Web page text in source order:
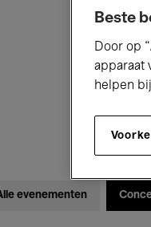
evenementen
Beste
Door op
apparaat
helpen